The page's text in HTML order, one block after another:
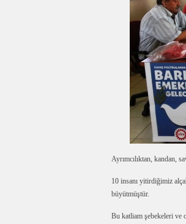
Ayrımcılıktan, kandan,
10 insanı yitirdiğimiz
büyütmüştür.
Bu katliam şebekeleri ve